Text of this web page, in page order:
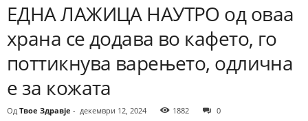
ЕДНА ЛАЖИЦА НАУТРО од оваа
храна се додава во кафето, го
поттикнува варењето, одлична
е за кожата
Од Твое Здравје - декември 12, 2024 1882 0